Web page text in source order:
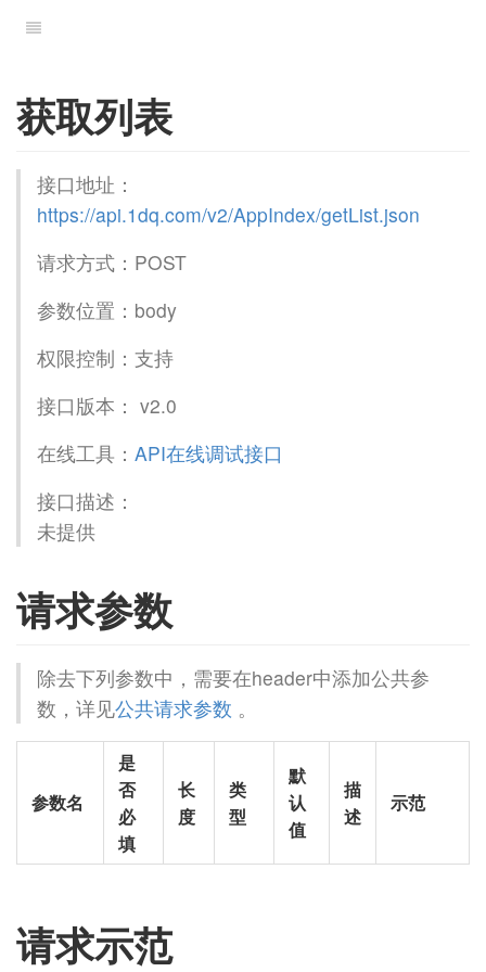
获取列表
接口地址：
https://api.1dq.com/v2/AppIndex/getList.json
请求方式：POST
参数位置：body
权限控制：支持
接口版本： v2.0
在线工具： API在线调试接口
接口描述：
未提供
请求参数
除去下列参数中，需要在header中添加公共参
数，详见公共请求参数 。
参数名
是
否
必
填
长
度
类
型
默
认
值
描
述
示范
请求示范